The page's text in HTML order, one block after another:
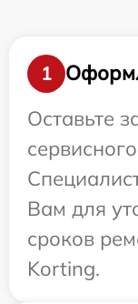
1
Оставьте
Вам для
сроков
Korting.